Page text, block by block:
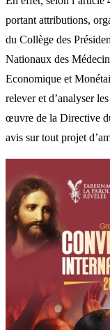
portant attributions,
du Collège des
Nationaux des
Economique et
relever et d’analyser
œuvre de la Directive
avis sur tout projet